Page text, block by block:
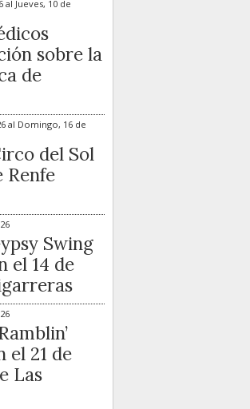
al Jueves, 10 de
sobre la
de
al Domingo, 16 de
del Sol
Renfe
Swing
el 14 de
el 21 de
Las